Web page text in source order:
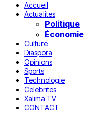
Accueil
Actualites
Politique
Économie
Culture
Diaspora
Opinions
Sports
Technologie
Celebrites
Xalima TV
CONTACT